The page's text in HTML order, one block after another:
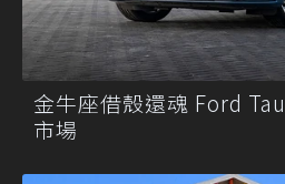
金牛座借殼還魂 Ford
市場